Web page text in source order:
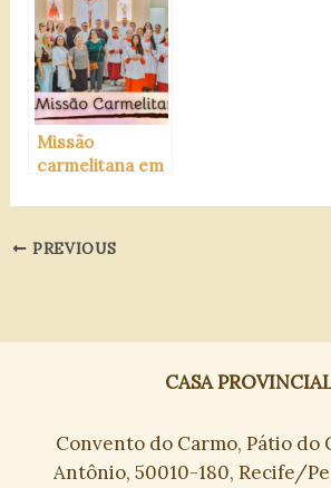
Missão
carmelitana em
Francisco/PB
PREVIOUS
CASA
Convento do Carmo, Pátio do
Antônio, 50010-180, Recife/